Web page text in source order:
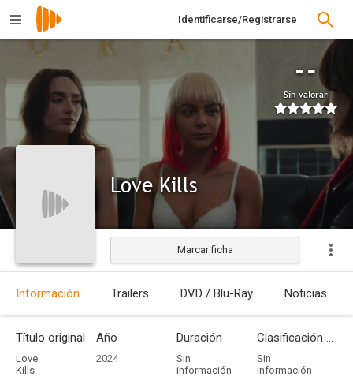
Identificarse/Registrarse
--
Sin valorar
Love Kills
Estrenada
Marcar ficha
Información Trailers DVD / Blu-Ray Noticias
Título original
Love
Kills
Año
2024
Duración
Sin
información
Clasificación por edades
Sin
información